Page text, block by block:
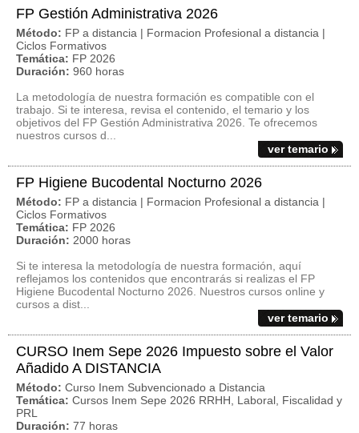
FP Gestión Administrativa 2026
Método: FP a distancia | Formacion Profesional a distancia |
Ciclos Formativos
Temática: FP 2026
Duración: 960 horas
La metodología de nuestra formación es compatible con el
trabajo. Si te interesa, revisa el contenido, el temario y los
objetivos del FP Gestión Administrativa 2026. Te ofrecemos
nuestros cursos d...
ver temario
FP Higiene Bucodental Nocturno 2026
Método: FP a distancia | Formacion Profesional a distancia |
Ciclos Formativos
Temática: FP 2026
Duración: 2000 horas
Si te interesa la metodología de nuestra formación, aquí
reflejamos los contenidos que encontrarás si realizas el FP
Higiene Bucodental Nocturno 2026. Nuestros cursos online y
cursos a dist...
ver temario
CURSO Inem Sepe 2026 Impuesto sobre el Valor
Añadido A DISTANCIA
Método: Curso Inem Subvencionado a Distancia
Temática: Cursos Inem Sepe 2026 RRHH, Laboral, Fiscalidad y
PRL
Duración: 77 horas